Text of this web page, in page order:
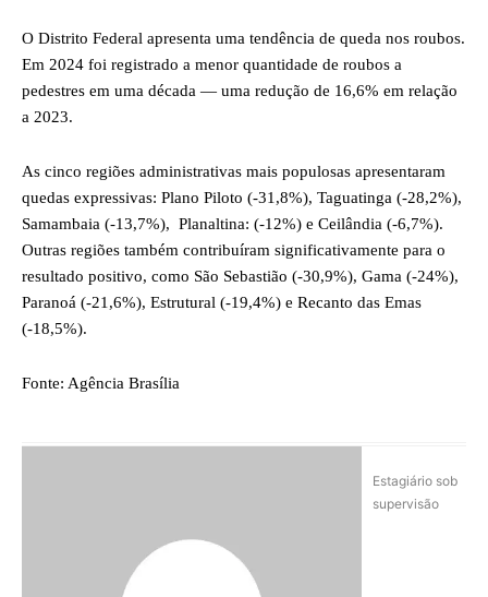
O Distrito Federal apresenta uma tendência de queda nos roubos.
Em 2024 foi registrado a menor quantidade de roubos a
pedestres em uma década — uma redução de 16,6% em relação
a 2023.
As cinco regiões administrativas mais populosas apresentaram
quedas expressivas: Plano Piloto (-31,8%), Taguatinga (-28,2%),
Samambaia (-13,7%), Planaltina: (-12%) e Ceilândia (-6,7%).
Outras regiões também contribuíram significativamente para o
resultado positivo, como São Sebastião (-30,9%), Gama (-24%),
Paranoá (-21,6%), Estrutural (-19,4%) e Recanto das Emas
(-18,5%).
Fonte: Agência Brasília
Estagiário sob
supervisão